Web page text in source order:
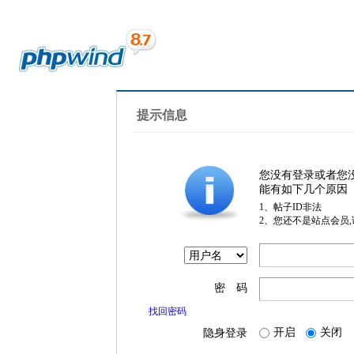
提示信息
您没有登录或者您
能有如下几个原因
1、帖子ID非法
2、您还不是站点会员
密 码
找回密码
隐身登录 开启 关闭